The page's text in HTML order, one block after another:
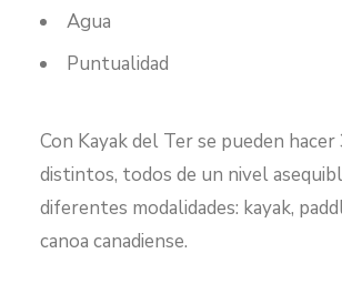
Agua
Puntualidad
Con Kayak del Ter se pueden
distintos, todos de un nivel
diferentes modalidades: kayak,
canoa canadiense.